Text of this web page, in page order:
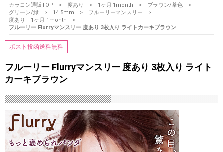
カラコン通販TOP 度あり 1ヶ月 1month
ブラウン/茶色
グリーン/緑
14.5mm
フルーリーマンスリー
度あり｜1ヶ月 1month
フルーリー Flurryマンスリー 度あり 3枚入り ライトカーキブラウン
ポスト投函送料無料
フルーリー Flurryマンスリー 度あり 3枚入り ライト
カーキブラウン